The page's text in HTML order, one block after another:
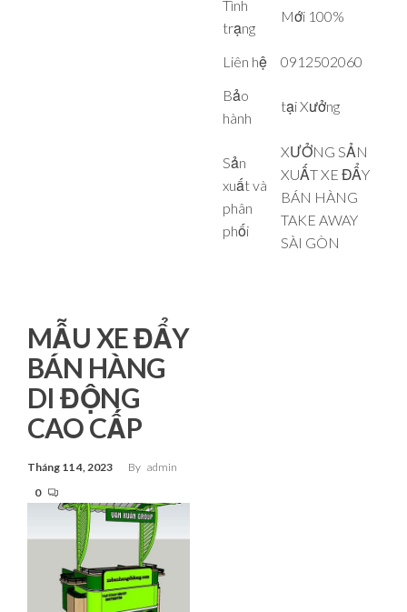
Tình
trạng
Mới 100%
Liên hệ
0912502060
Bảo
hành
tại Xưởng
Sản
xuất và
phân
phối
XƯỞNG SẢN
XUẤT XE ĐẨY
BÁN HÀNG
TAKE AWAY
SÀI GÒN
MẪU XE ĐẨY
BÁN HÀNG
DI ĐỘNG
CAO CẤP
Tháng 11 4, 2023 By admin
0